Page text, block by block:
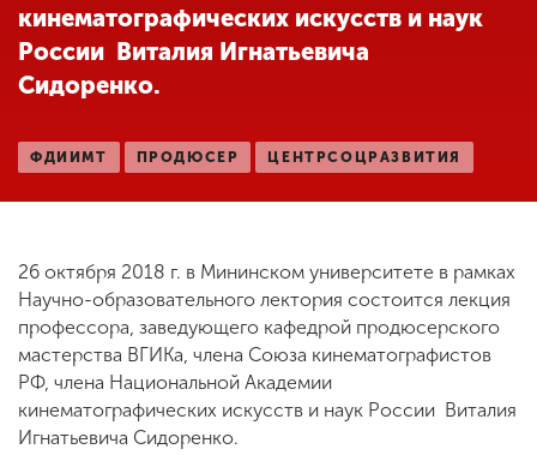
Сведения об
образовательной
ENG SPN CHI
Приемная
комиссия
+7 (831) 262-26-20
кинематографических искусств и наук
России Виталия Игнатьевича
Сидоренко.
ФДИИМТ ПРОДЮСЕР ЦЕНТРСОЦРАЗВИТИЯ
26 октября 2018 г. в Мининском университете в рамках
Научно-образовательного лектория состоится лекция
профессора, заведующего кафедрой продюсерского
мастерства ВГИКа, члена Союза кинематографистов
РФ, члена Национальной Академии
кинематографических искусств и наук России Виталия
Игнатьевича Сидоренко.